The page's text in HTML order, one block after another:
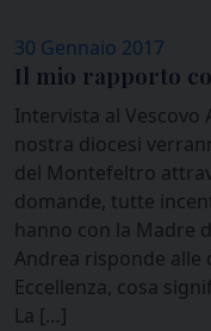
30 Gennaio 2017
Il mio rapporto
Intervista al Vescovo
nostra diocesi
del Montefeltro
domande, tutte
hanno con la Madre
Andrea risponde alle
Eccellenza, cosa
La […]